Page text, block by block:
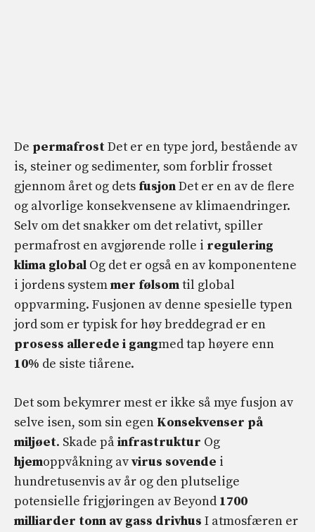
De permafrostDet er en type jord, bestående av
is, steiner og sedimenter, som forblir frosset
gjennom året og dets fusjonDet er en av de flere
og alvorlige konsekvensene av klimaendringer.
Selv om det snakker om det relativt, spiller
permafrost en avgjørende rolle i regulering
klima global Og det er også en av komponentene
i jordens systemmer følsomtil global
oppvarming. Fusjonen av denne spesielle typen
jord som er typisk for høy breddegrad er en
prosess allerede i gangmed tap høyere enn
10% de siste tiårene.
Det som bekymrer mest er ikke så mye fusjon av
selve isen, som sin egen Konsekvenser på
miljøet. Skade påinfrastruktur Og
hjemoppvåkning avvirus sovende i
hundretusenvis av år og den plutselige
potensielle frigjøringen av Beyond 1700
milliarder tonn av gass drivhus I atmosfæren er